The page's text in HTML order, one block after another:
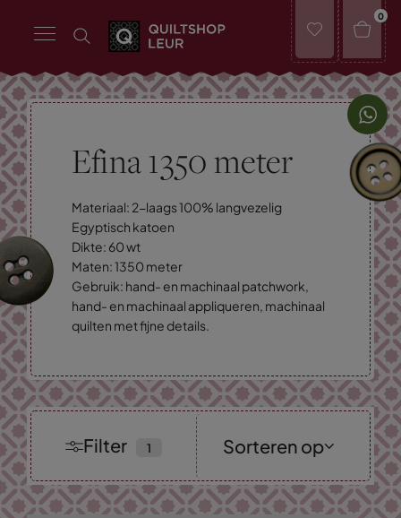
0
Efina 1350 meter
Materiaal: 2-laags 100% langvezelig
Egyptisch katoen
Dikte: 60 wt
Maten: 1350 meter
Gebruik: hand- en machinaal patchwork,
hand- en machinaal appliqueren, machinaal
quilten met fijne details.
Filter Sorteren op
Nieuwste